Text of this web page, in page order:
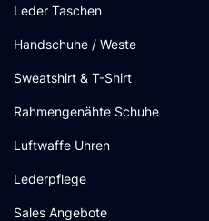
Leder Taschen
Handschuhe / Weste
Sweatshirt & T-Shirt
Rahmengenähte Schuhe
Luftwaffe Uhren
Lederpflege
Sales Angebote